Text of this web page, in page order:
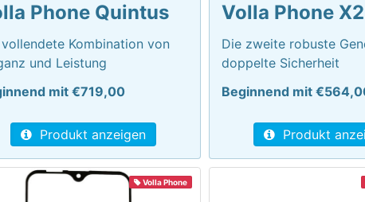
Phone Quintus
Kombination von
und Leistung
mit €719,00
Produkt anzeigen
Volla Phone
Die zweite robuste
doppelte Sicherheit
Beginnend mit
Produkt
Volla Phone